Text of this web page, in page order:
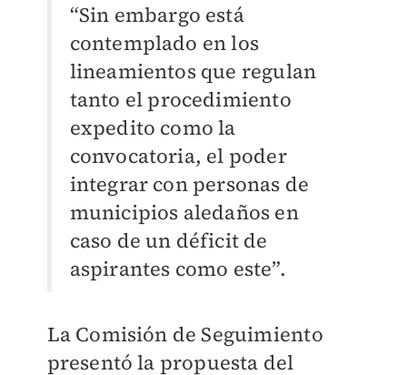
“Sin embargo está
contemplado en los
lineamientos que regulan
tanto el procedimiento
expedito como la
convocatoria, el poder
integrar con personas de
municipios aledaños en
caso de un déficit de
aspirantes como este”.
La Comisión de Seguimiento
presentó la propuesta del